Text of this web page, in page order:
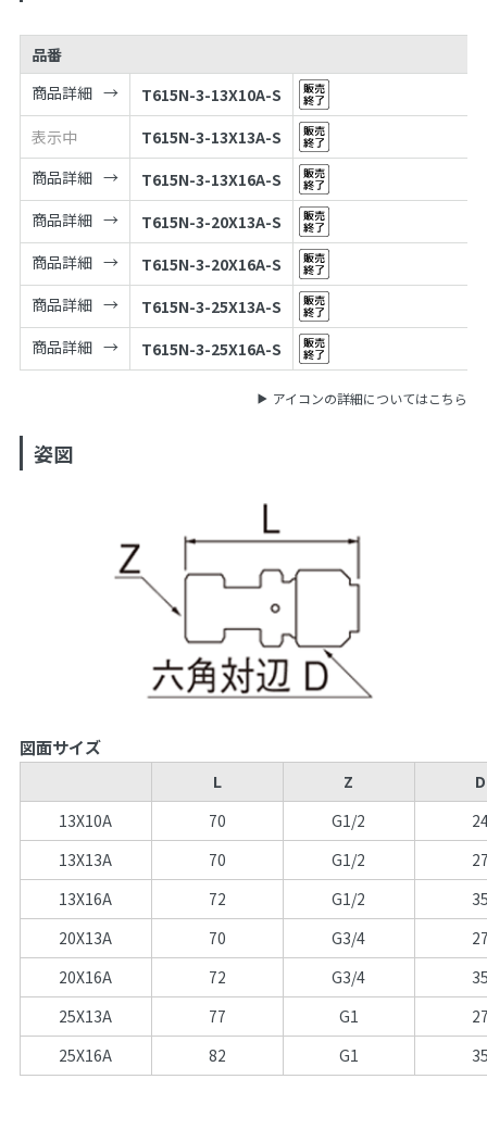
品番
商品詳細
T615N-3-13X10A-S
表示中
T615N-3-13X13A-S
商品詳細
T615N-3-13X16A-S
商品詳細
T615N-3-20X13A-S
商品詳細
T615N-3-20X16A-S
商品詳細
T615N-3-25X13A-S
商品詳細
T615N-3-25X16A-S
アイコンの詳細についてはこちら
姿図
図面サイズ
L Z
D
13X10A
70 G1/2
13X13A
70 G1/2
13X16A
72 G1/2
20X13A
70 G3/4
20X16A
72 G3/4
25X13A
77 G1
25X16A
82 G1